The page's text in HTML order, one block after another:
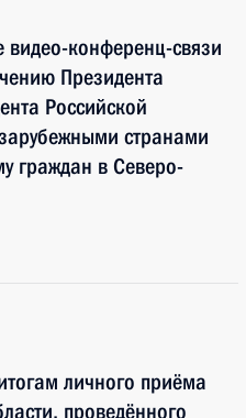
конференц-связи
Президента
Российской
странами
граждан в Северо-
личного приёма
проведённого